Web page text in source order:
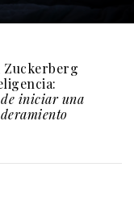
Zuckerberg
de iniciar una